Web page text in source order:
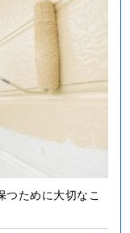
つために大切なこ